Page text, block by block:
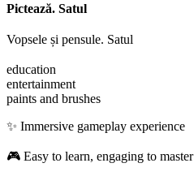
Pictează. Satul
Vopsele și pensule. Satul
education
entertainment
paints and brushes
✨ Immersive gameplay experience
🎮 Easy to learn, engaging to master